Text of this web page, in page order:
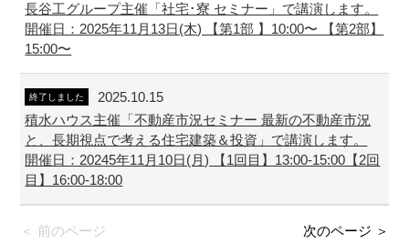
長谷工グループ主催「社宅･寮 セミナー」で講演します。
開催日：2025年11月13日(木) 【第1部 】10:00〜 【第2部】
15:00〜
終了しました
2025.10.15
積水ハウス主催「不動産市況セミナー 最新の不動産市況
と、長期視点で考える住宅建築＆投資」で講演します。
開催日：20245年11月10日(月) 【1回目】13:00-15:00【2回
目】16:00-18:00
＜ 前のページ 次のページ ＞